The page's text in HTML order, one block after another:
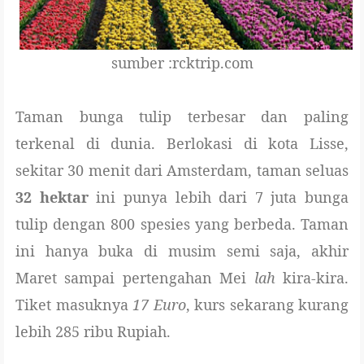
sumber :rcktrip.com
Taman bunga tulip terbesar dan paling
terkenal di dunia. Berlokasi di kota Lisse,
sekitar 30 menit dari Amsterdam, taman seluas
32 hektarini punya lebih dari 7 juta bunga
tulip dengan 800 spesies yang berbeda. Taman
ini hanya buka di musim semi saja, akhir
Maret sampai pertengahan Mei lah kira-kira.
Tiket masuknya 17 Euro, kurs sekarang kurang
lebih 285 ribu Rupiah.